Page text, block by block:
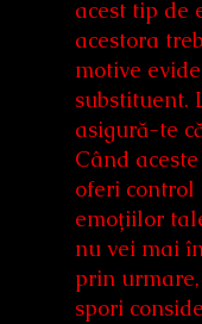
acest tip de
acestora
motive
substituent.
asigură-te
Când
oferi
emoțiilor
nu vei mai
prin
spori